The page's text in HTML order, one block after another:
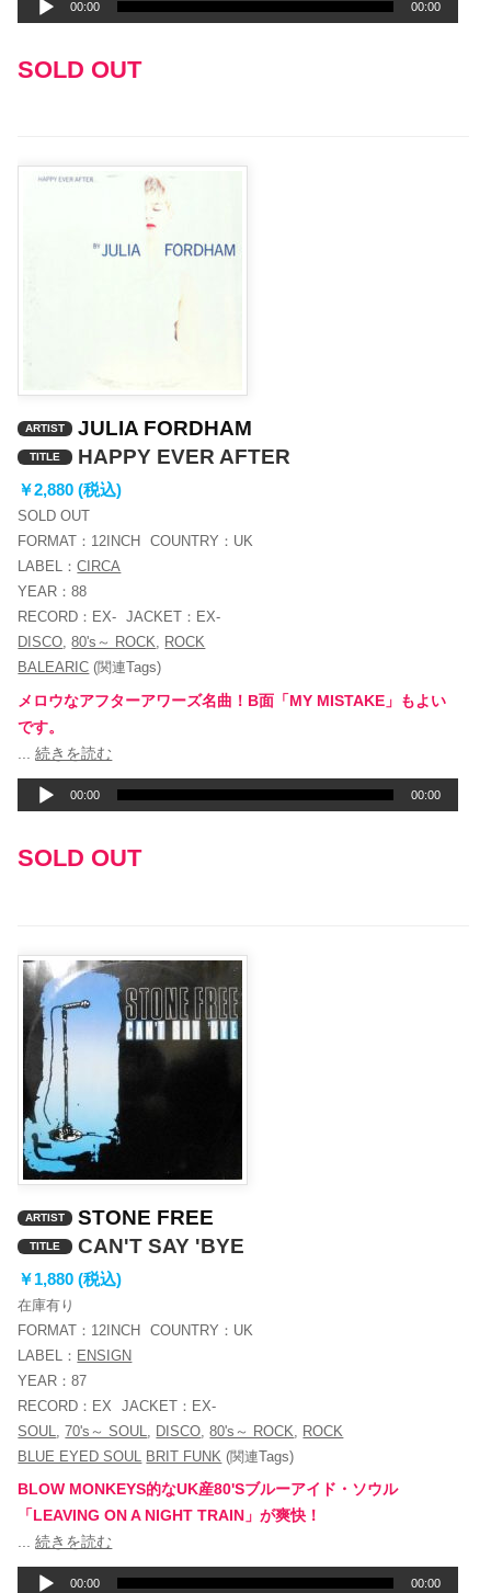
プ
ー
00:00 00:00
SOLD OUT
ARTIST JULIA FORDHAM
TITLE HAPPY EVER AFTER
￥2,880 (税込)
SOLD OUT
FORMAT： 12INCH COUNTRY： UK
LABEL：CIRCA
YEAR：88
RECORD： EX- JACKET： EX-
DISCO,80's～ ROCK, ROCK
BALEARIC (関連Tags)
メロウなアフターアワーズ名曲！B面「MY MISTAKE」もよい
です。
続きを読む
声
プ
ー
00:00 00:00
SOLD OUT
ARTIST STONE FREE
TITLE CAN'T SAY 'BYE
￥1,880 (税込)
在庫有り
FORMAT： 12INCH COUNTRY： UK
LABEL： ENSIGN
YEAR：87
RECORD： EX JACKET： EX-
SOUL
,70's～ SOUL DISCO ,80's～ ROCK
ROCK
BLUE EYED SOUL BRIT FUNK (関連Tags)
BLOW MONKEYS的なUK産80'Sブルーアイド・ソウル
「LEAVING ON A NIGHT TRAIN」が爽快！
... 続きを読む
声
00:00 00:00